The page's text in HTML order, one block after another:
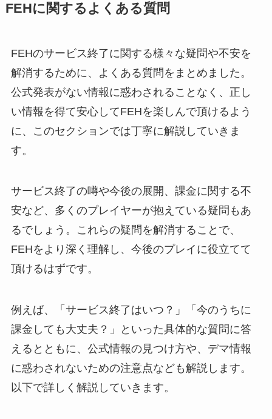
FEHに関するよくある質問
FEHのサービス終了に関する様々な疑問や不安を
解消するために、よくある質問をまとめました。
公式発表がない情報に惑わされることなく、正し
い情報を得て安心してFEHを楽しんで頂けるよう
に、このセクションでは丁寧に解説していきま
す。
サービス終了の噂や今後の展開、課金に関する不
安など、多くのプレイヤーが抱えている疑問もあ
るでしょう。これらの疑問を解消することで、
FEHをより深く理解し、今後のプレイに役立てて
頂けるはずです。
例えば、「サービス終了はいつ？」「今のうちに
課金しても大丈夫？」といった具体的な質問に答
えるとともに、公式情報の見つけ方や、デマ情報
に惑わされないための注意点なども解説します。
以下で詳しく解説していきます。